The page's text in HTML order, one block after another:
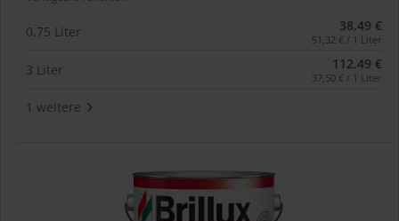
0,75 Liter 38,49 €
51,32 € / 1 Liter
3 Liter 112,49 €
37,50 € / 1 Liter
1 weitere